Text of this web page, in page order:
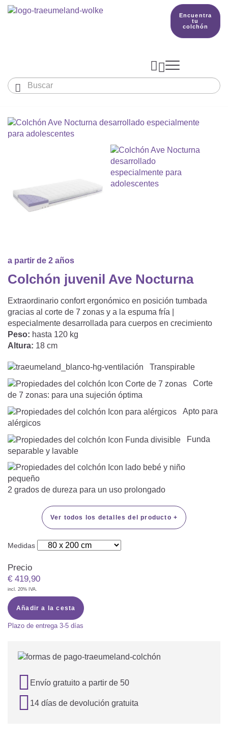
Encuentra
tu
colchón
 
COLCHONES Y ACCESORIOS
Colchón De Colecho, Cuna & Co
Colchones Para Bebé
Colchones Infantiles Y Juveniles
Somier
SACOS DE DORMIR
Cómo Elegir Un Saco De Dormir Para
Saco De Dormir Para Todo El Año
Saco Manta
Saco Envolvente
Saco De Dormir Interior
MANTAS, NÓRDICOS Y ALMOHADAS
Mantita Para Bebé
Manta De Juego Para Bebés
Cojines Decorativos
CAMBIADORES
TEXTILES
Sábanas
Protectores De Cuna
Baberos Y Doudou
Paños De Muselina
SOPORTE DEL DESARROLLO
Cuna Nido
Almohadas Especiales
Posicionamiento Lateral
ACCESORIOS
CHEQUE REGALO
LOTES DE REGALO Y PROMOCIONES
El país de nuestros sueños
Conocimientos
Encuentra tu colchón

a partir de 2 años
Colchón juvenil Ave Nocturna
Extraordinario confort ergonómico en posición tumbada
gracias al corte de 7 zonas y a la espuma fría |
especialmente desarrollada para cuerpos en crecimiento
Peso: hasta 120 kg
Altura: 18 cm
Transpirable
de 7 zonas: para una sujeción óptima
alérgicos
separable y lavable
2 grados de dureza para un uso prolongado
Ver todos los detalles del producto +
Medidas
Precio
€ 419,90
incl. 20% IVA.
Añadir a la cesta
Plazo de entrega 3-5 días
 Envío gratuito a partir de 50
 14 días de devolución gratuita